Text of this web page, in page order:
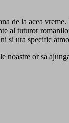
de la acea
al tuturor
si ura specific
or sa